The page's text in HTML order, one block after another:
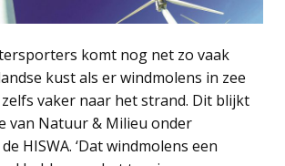
komt nog net zo vaak
kust als er windmolens in zee
zelfs vaker naar het strand. Dit blijkt
van Natuur & Milieu onder
HISWA. ‘Dat windmolens een